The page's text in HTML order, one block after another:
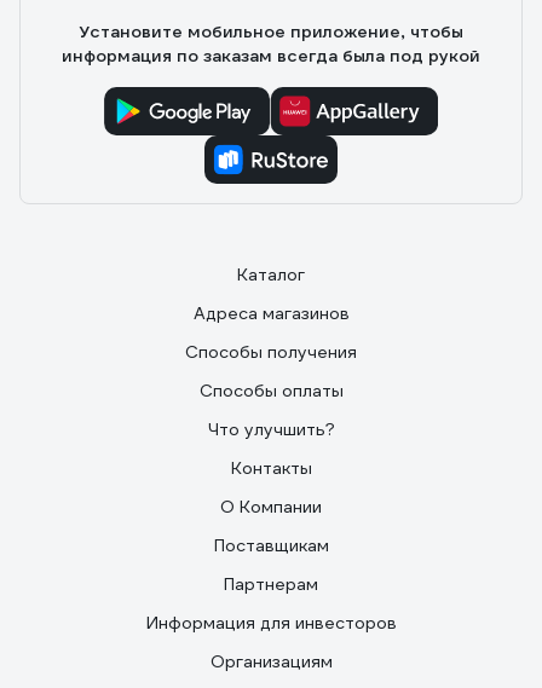
Установите мобильное приложение, чтобы
информация по заказам всегда была под рукой
Каталог
Адреса магазинов
Способы получения
Способы оплаты
Что улучшить?
Контакты
О Компании
Поставщикам
Партнерам
Информация для инвесторов
Организациям